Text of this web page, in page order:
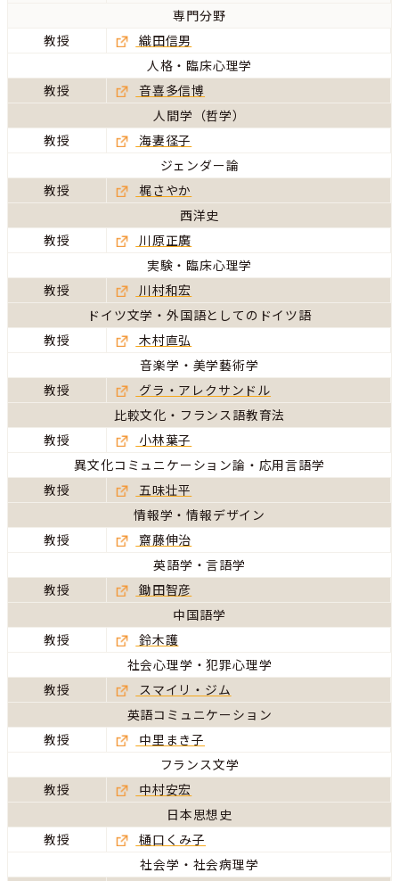
専門分野
教授
織田信男
人格・臨床心理学
教授
音喜多信博
人間学（哲学）
教授
海妻径子
ジェンダー論
教授
梶さやか
西洋史
教授
川原正廣
実験・臨床心理学
教授
川村和宏
ドイツ文学・外国語としてのドイツ語
教授
木村直弘
音楽学・美学藝術学
教授
グラ・アレクサンドル
比較文化・フランス語教育法
教授
小林葉子
異文化コミュニケーション論・応用言語学
教授
五味壮平
情報学・情報デザイン
教授
齋藤伸治
英語学・言語学
教授
鋤田智彦
中国語学
教授
鈴木護
社会心理学・犯罪心理学
教授
スマイリ・ジム
英語コミュニケーション
教授
中里まき子
フランス文学
教授
中村安宏
日本思想史
教授
樋口くみ子
社会学・社会病理学